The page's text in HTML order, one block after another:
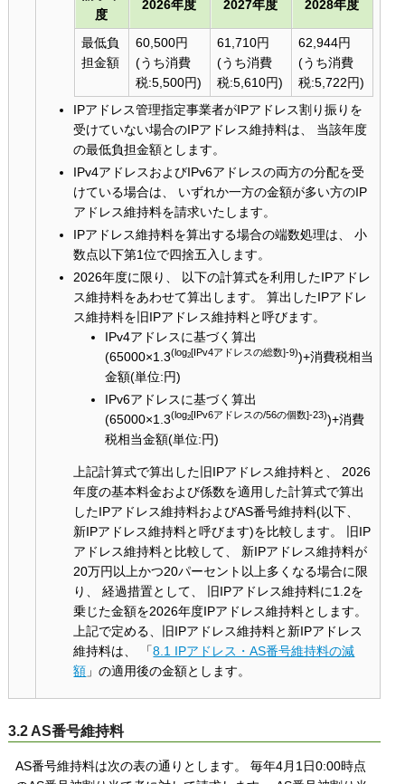
度
2026年度 2027年度 2028年度
最低負
担金額
60,500円
(うち消費
税:5,500円)
61,710円
(うち消費
税:5,610円)
62,944円
(うち消費
税:5,722円)
IPアドレス管理指定事業者がIPアドレス割り振りを
受けていない場合のIPアドレス維持料は、 当該年度
の最低負担金額とします。
IPv4アドレスおよびIPv6アドレスの両方の分配を受
けている場合は、 いずれか一方の金額が多い方のIP
アドレス維持料を請求いたします。
IPアドレス維持料を算出する場合の端数処理は、 小
数点以下第1位で四捨五入します。
2026年度に限り、 以下の計算式を利用したIPアドレ
ス維持料をあわせて算出します。 算出したIPアドレ
ス維持料を旧IPアドレス維持料と呼びます。
IPv4アドレスに基づく算出
(65000×1.3(log2[IPv4アドレスの総数]-9))+消費税相当
金額(単位:円)
IPv6アドレスに基づく算出
(65000×1.3(log2[IPv6アドレスの/56の個数]-23))+消費
税相当金額(単位:円)
上記計算式で算出した旧IPアドレス維持料と、 2026
年度の基本料金および係数を適用した計算式で算出
したIPアドレス維持料およびAS番号維持料(以下、
新IPアドレス維持料と呼びます)を比較します。 旧IP
アドレス維持料と比較して、 新IPアドレス維持料が
20万円以上かつ20パーセント以上多くなる場合に限
り、 経過措置として、 旧IPアドレス維持料に1.2を
乗じた金額を2026年度IPアドレス維持料とします。
上記で定める、旧IPアドレス維持料と新IPアドレス
維持料は、 「8.1 IPアドレス・AS番号維持料の減
額 」の適用後の金額とします。
3.2 AS番号維持料
AS番号維持料は次の表の通りとします。 毎年4月1日0:00時点